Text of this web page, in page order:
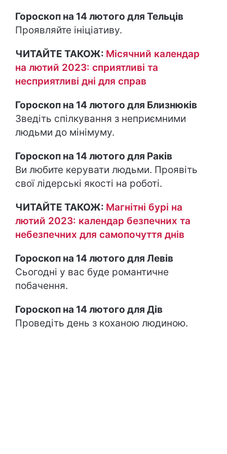
Гороскоп на 14 лютого для Тельців
Проявляйте ініціативу.
ЧИТАЙТЕ ТАКОЖ: Місячний календар
на лютий 2023: сприятливі та
несприятливі дні для справ
Гороскоп на 14 лютого для Близнюків
Зведіть спілкування з неприємними
людьми до мінімуму.
Гороскоп на 14 лютого для Раків
Ви любите керувати людьми. Проявіть
свої лідерські якості на роботі.
ЧИТАЙТЕ ТАКОЖ: Магнітні бурі на
лютий 2023: календар безпечних та
небезпечних для самопочуття днів
Гороскоп на 14 лютого для Левів
Сьогодні у вас буде романтичне
побачення.
Гороскоп на 14 лютого для Дів
Проведіть день з коханою людиною.